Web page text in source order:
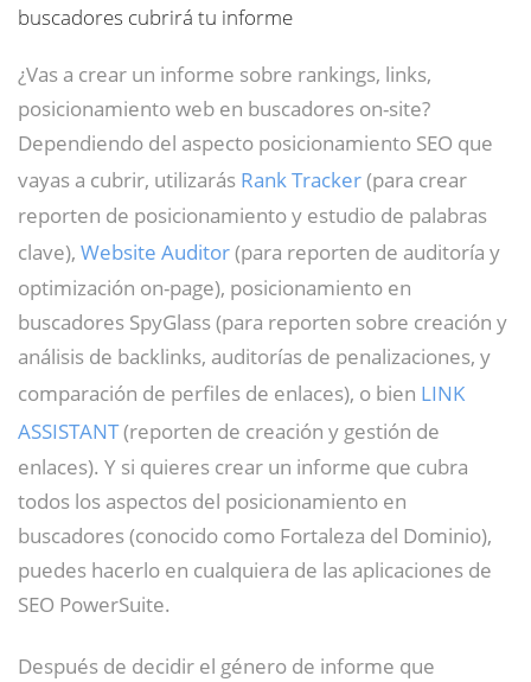
buscadores cubrirá tu informe
¿Vas a crear un informe sobre rankings, links,
posicionamiento web en buscadores on-site?
Dependiendo del aspecto posicionamiento SEO que
vayas a cubrir, utilizarás Rank Tracker(para crear
reporten de posicionamiento y estudio de palabras
clave), Website Auditor(para reporten de auditoría y
optimización on-page), posicionamiento en
buscadores SpyGlass (para reporten sobre creación y
análisis de backlinks, auditorías de penalizaciones, y
comparación de perfiles de enlaces), o bien LINK
ASSISTANT(reporten de creación y gestión de
enlaces). Y si quieres crear un informe que cubra
todos los aspectos del posicionamiento en
buscadores (conocido como Fortaleza del Dominio),
puedes hacerlo en cualquiera de las aplicaciones de
SEO PowerSuite.
Después de decidir el género de informe que